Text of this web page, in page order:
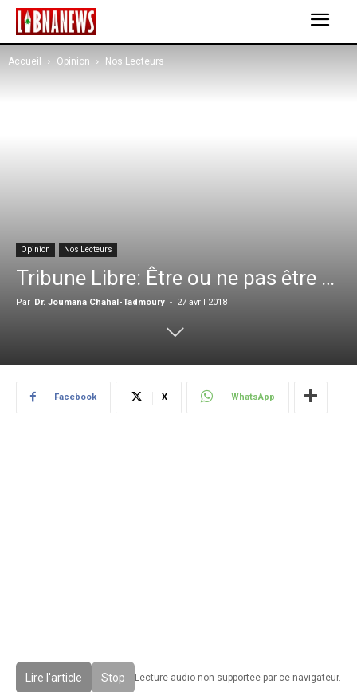
Accueil Opinion Nos Lecteurs
Opinion Nos Lecteurs
Tribune Libre: Être ou ne pas être …
Par Dr. Joumana Chahal-Tadmoury - 27 avril 2018
Facebook X WhatsApp
Lire l'article Stop Lecture audio non supportee par ce navigateur.